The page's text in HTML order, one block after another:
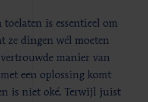
is essentieel om
ze dingen wél moeten
manier van
een oplossing komt
is niet oké. Terwijl juist